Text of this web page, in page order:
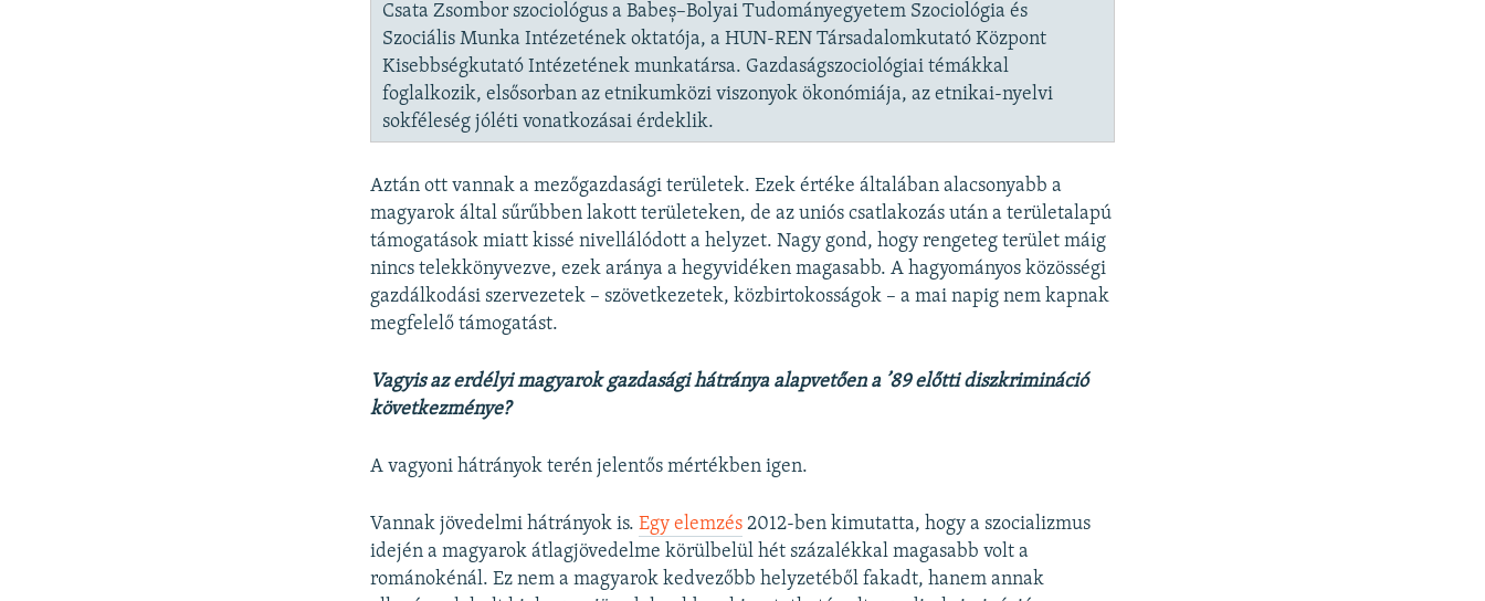
Csata Zsombor szociológus a Babeș–Bolyai Tudományegyetem Szociológia és
Szociális Munka Intézetének oktatója, a HUN-REN Társadalomkutató Központ
Kisebbségkutató Intézetének munkatársa. Gazdaságszociológiai témákkal
foglalkozik, elsősorban az etnikumközi viszonyok ökonómiája, az etnikai-nyelvi
sokféleség jóléti vonatkozásai érdeklik.
Aztán ott vannak a mezőgazdasági területek. Ezek értéke általában alacsonyabb a
magyarok által sűrűbben lakott területeken, de az uniós csatlakozás után a területalapú
támogatások miatt kissé nivellálódott a helyzet. Nagy gond, hogy rengeteg terület máig
nincs telekkönyvezve, ezek aránya a hegyvidéken magasabb. A hagyományos közösségi
gazdálkodási szervezetek – szövetkezetek, közbirtokosságok – a mai napig nem kapnak
megfelelő támogatást.
Vagyis az erdélyi magyarok gazdasági hátránya alapvetően a ’89 előtti diszkrimináció
következménye?
A vagyoni hátrányok terén jelentős mértékben igen.
Vannak jövedelmi hátrányok is.Egy elemzés 2012-ben kimutatta, hogy a szocializmus
idején a magyarok átlagjövedelme körülbelül hét százalékkal magasabb volt a
románokénál. Ez nem a magyarok kedvezőbb helyzetéből fakadt, hanem annak